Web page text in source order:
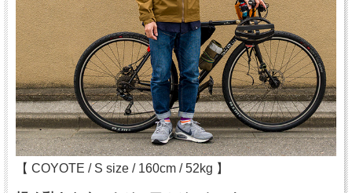
【 COYOTE / S size / 160cm / 52kg 】